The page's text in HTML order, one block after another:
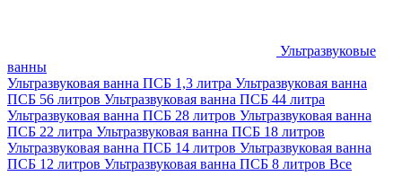
Ультразвуковые
ванны
Ультразвуковая ванна ПСБ 1,3 литра Ультразвуковая ванна
ПСБ 56 литров Ультразвуковая ванна ПСБ 44 литра
Ультразвуковая ванна ПСБ 28 литров Ультразвуковая ванна
ПСБ 22 литра Ультразвуковая ванна ПСБ 18 литров
Ультразвуковая ванна ПСБ 14 литров Ультразвуковая ванна
ПСБ 12 литров Ультразвуковая ванна ПСБ 8 литров Все